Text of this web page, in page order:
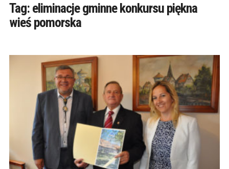
Tag: eliminacje gminne konkursu piękna
wieś pomorska